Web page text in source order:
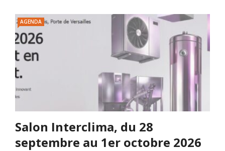
AGENDA
Salon Interclima, du 28
septembre au 1er octobre 2026